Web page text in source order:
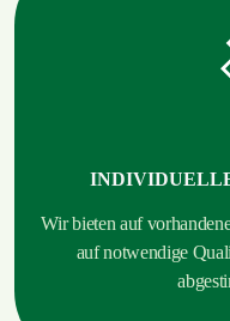
Wir bieten auf
auf notwendige